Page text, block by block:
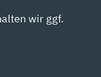
wir ggf.